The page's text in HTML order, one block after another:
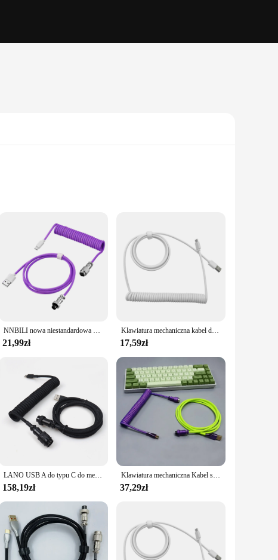
can be easily wrapped around objects, preventing tangles
lightweight and compact structure, it's perfect for travel,
ensuring that your devices are always charged and ready
flexibility allows for a wide range of motion, reducing the risk
the demands of your customers, whether they're for
NNBILI nowa niestandardowa klawiatura mechaniczna typu C kabel spiralny klawiatura mechaniczna USB drut sprężynowy komputer stacjonarny lotnictwo Connecto
21,99zł
Klawiatura mechaniczna kabel danych typ-c na USB zwinięty sprężynowy przewód Aviator 1.5-3m
17,59zł
LANO USB A do typu C do mechanicznej klawiatury do gier z podwójnym rękawem i odłączanym zwijanym kablem zasilającym Aviator GX16
158,19zł
Klawiatura mechaniczna Kabel spiralny Przewód USB typu C Kabel spiralny Aviator Komputer stacjonarny Klawiatura do gier Akcesoria
37,29zł